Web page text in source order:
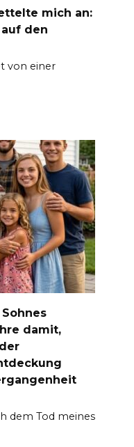
mich an:
den
von einer
damit,
dem Tod meines